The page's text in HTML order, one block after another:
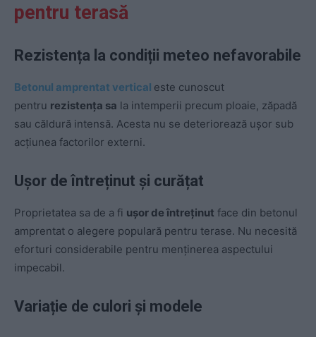
pentru terasă
Rezistența la condiții meteo nefavorabile
Betonul amprentat vertical este cunoscut
pentru rezistența sa la intemperii precum ploaie, zăpadă
sau căldură intensă. Acesta nu se deteriorează ușor sub
acțiunea factorilor externi.
Ușor de întreținut și curățat
Proprietatea sa de a fi ușor de întreținut face din betonul
amprentat o alegere populară pentru terase. Nu necesită
eforturi considerabile pentru menținerea aspectului
impecabil.
Variație de culori și modele